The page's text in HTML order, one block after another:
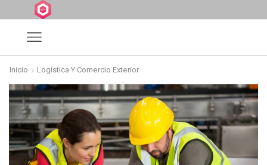
Inicio Logística Y Comercio Exterior